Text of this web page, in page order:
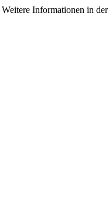
Informationen in der